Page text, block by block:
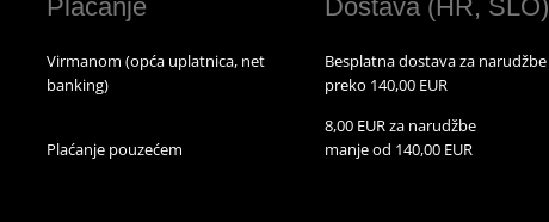
Plaćanje
Virmanom (opća uplatnica, net
banking)
Plaćanje pouzećem
Dostava (HR, SLO)
Besplatna dostava za narudžbe
preko 140,00 EUR
8,00 EUR za narudžbe
manje od 140,00 EUR